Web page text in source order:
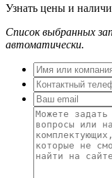
Узнать цены и
Список выбранных
автоматически.